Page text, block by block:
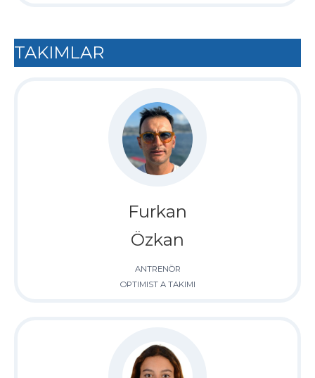
TAKIMLAR
Furkan
Özkan
ANTRENÖR
OPTIMIST A TAKIMI